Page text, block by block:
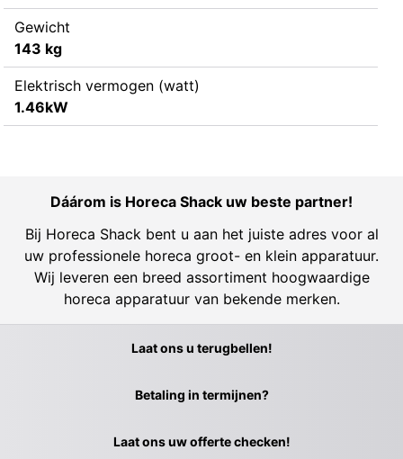
Gewicht
143 kg
Elektrisch vermogen (watt)
1.46kW
Dáárom is Horeca Shack uw beste partner!
Bij Horeca Shack bent u aan het juiste adres voor al
uw professionele horeca groot- en klein apparatuur.
Wij leveren een breed assortiment hoogwaardige
horeca apparatuur van bekende merken.
Laat ons u terugbellen!
Betaling in termijnen?
Laat ons uw offerte checken!